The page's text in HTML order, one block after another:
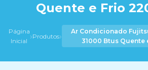
Quente e Frio
Página
Inicial ›Produtos›
Ar Condicionado
31000 Btus Quente